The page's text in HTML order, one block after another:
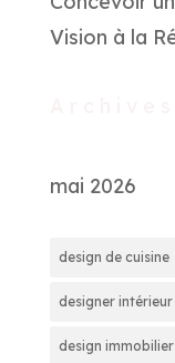
Vision à la
mai 2026
design de cuisine
designer intérieur
design immobilier